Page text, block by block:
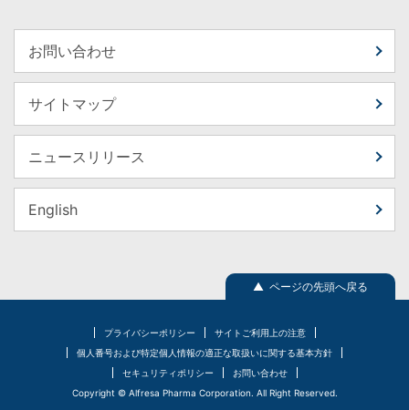
お問い合わせ
サイトマップ
ニュースリリース
English
プライバシーポリシー
サイトご利用上の注意
個人番号および特定個人情報の適正な取扱いに関する基本方針
セキュリティポリシー
お問い合わせ
Copyright © Alfresa Pharma Corporation. All Right Reserved.
▲ ページの先頭へ戻る